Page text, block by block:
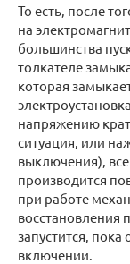
То есть, после
на
большинства
толкателе
которая
напряжению
ситуация, или
выключения),
производится
при работе
восстановления
запустится,
включении.